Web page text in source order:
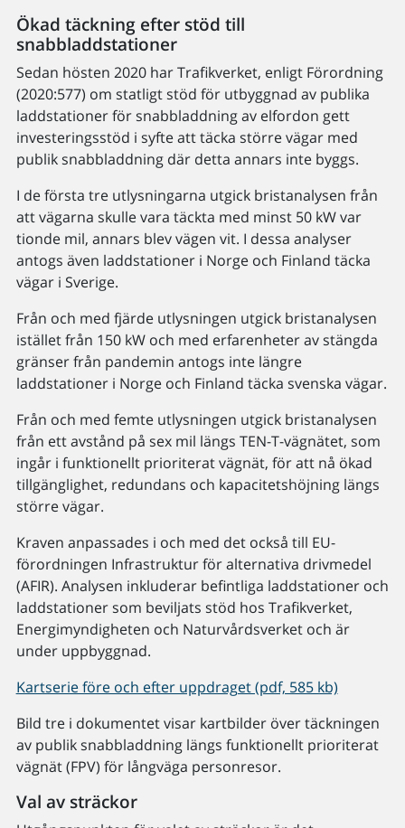
Ökad täckning efter stöd till
snabbladdstationer
Sedan hösten 2020 har Trafikverket, enligt Förordning
(2020:577) om statligt stöd för utbyggnad av publika
laddstationer för snabbladdning av elfordon gett
investeringsstöd i syfte att täcka större vägar med
publik snabbladdning där detta annars inte byggs.
I de första tre utlysningarna utgick bristanalysen från
att vägarna skulle vara täckta med minst 50 kW var
tionde mil, annars blev vägen vit. I dessa analyser
antogs även laddstationer i Norge och Finland täcka
vägar i Sverige.
Från och med fjärde utlysningen utgick bristanalysen
istället från 150 kW och med erfarenheter av stängda
gränser från pandemin antogs inte längre
laddstationer i Norge och Finland täcka svenska vägar.
Från och med femte utlysningen utgick bristanalysen
från ett avstånd på sex mil längs TEN-T-vägnätet, som
ingår i funktionellt prioriterat vägnät, för att nå ökad
tillgänglighet, redundans och kapacitetshöjning längs
större vägar.
Kraven anpassades i och med det också till EU-
förordningen Infrastruktur för alternativa drivmedel
(AFIR). Analysen inkluderar befintliga laddstationer och
laddstationer som beviljats stöd hos Trafikverket,
Energimyndigheten och Naturvårdsverket och är
under uppbyggnad.
Kartserie före och efter uppdraget (pdf, 585 kb)
Bild tre i dokumentet visar kartbilder över täckningen
av publik snabbladdning längs funktionellt prioriterat
vägnät (FPV) för långväga personresor.
Val av sträckor